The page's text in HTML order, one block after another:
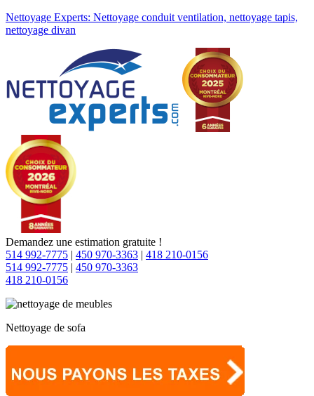
Nettoyage Experts: Nettoyage conduit ventilation, nettoyage tapis,
nettoyage divan
Demandez une estimation gratuite !
514 992-7775 | 450 970-3363 | 418 210-0156
514 992-7775 | 450 970-3363
418 210-0156
Nettoyage de sofa